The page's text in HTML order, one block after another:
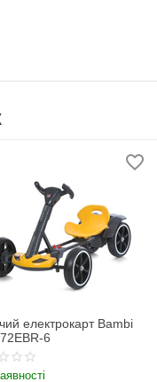
електрокарт Bambi
6